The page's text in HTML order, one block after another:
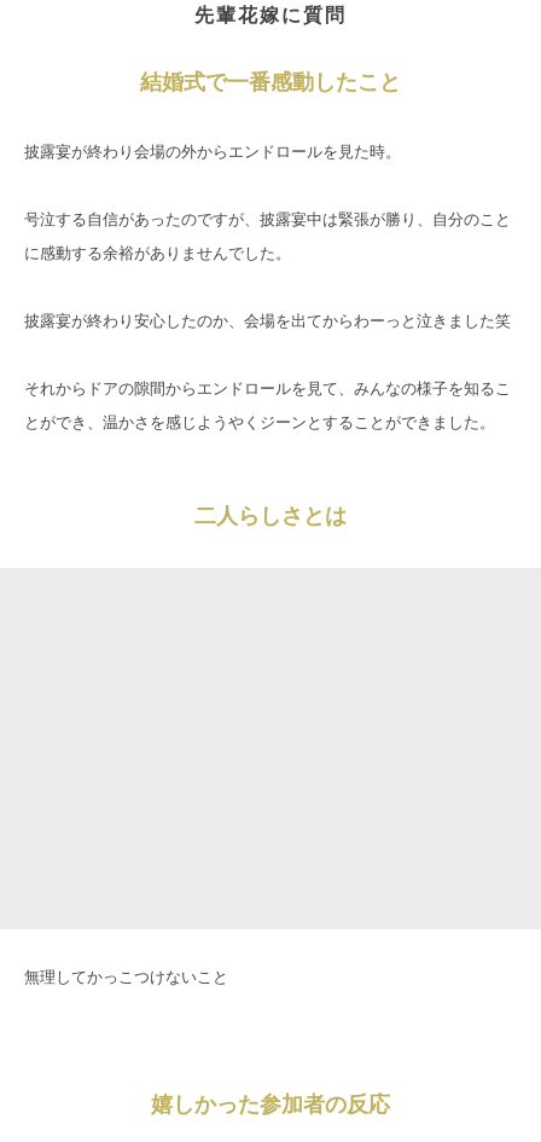
先輩花嫁に質問
結婚式で一番感動したこと
披露宴が終わり会場の外からエンドロールを見た時。
号泣する自信があったのですが、披露宴中は緊張が勝り、自分のこと
に感動する余裕がありませんでした。
披露宴が終わり安心したのか、会場を出てからわーっと泣きました笑
それからドアの隙間からエンドロールを見て、みんなの様子を知るこ
とができ、温かさを感じようやくジーンとすることができました。
二人らしさとは
無理してかっこつけないこと
嬉しかった参加者の反応